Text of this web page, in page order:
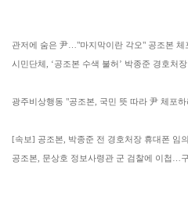
관저에 숨은 尹…"마지막이란 각오" 공조본
시민단체, ‘공조본 수색 불허’ 박종준 경호처
광주비상행동 "공조본, 국민 뜻 따라 尹 체포
[속보] 공조본, 박종준 전 경호처장 휴대폰 임
공조본, 문상호 정보사령관 군 검찰에 이첩…